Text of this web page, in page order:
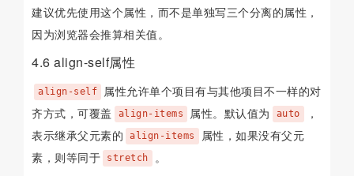
建议优先使用这个属性，而不是单独写三个分离的属性，
因为浏览器会推算相关值。
4.6 align-self属性
align-self
属性允许单个项目有与其他项目不一样的对
齐方式，可覆盖
align-items 属性。默认值为 auto
，
表示继承父元素的
align-items
属性，如果没有父元
素，则等同于
stretch 。